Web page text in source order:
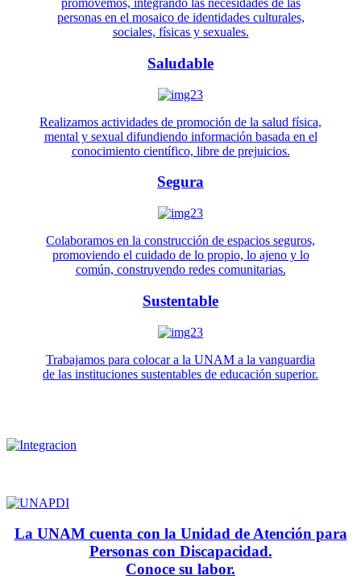
promovemos, integrando las necesidades de las
personas en el mosaico de identidades culturales,
sociales, físicas y sexuales.
Saludable
Realizamos actividades de promoción de la salud física,
mental y sexual difundiendo información basada en el
conocimiento científico, libre de prejuicios.
Segura
Colaboramos en la construcción de espacios seguros,
promoviendo el cuidado de lo propio, lo ajeno y lo
común, construyendo redes comunitarias.
Sustentable
Trabajamos para colocar a la UNAM a la vanguardia
de las instituciones sustentables de educación superior.
La UNAM cuenta con la Unidad de Atención para
Personas con Discapacidad.
Conoce su labor.